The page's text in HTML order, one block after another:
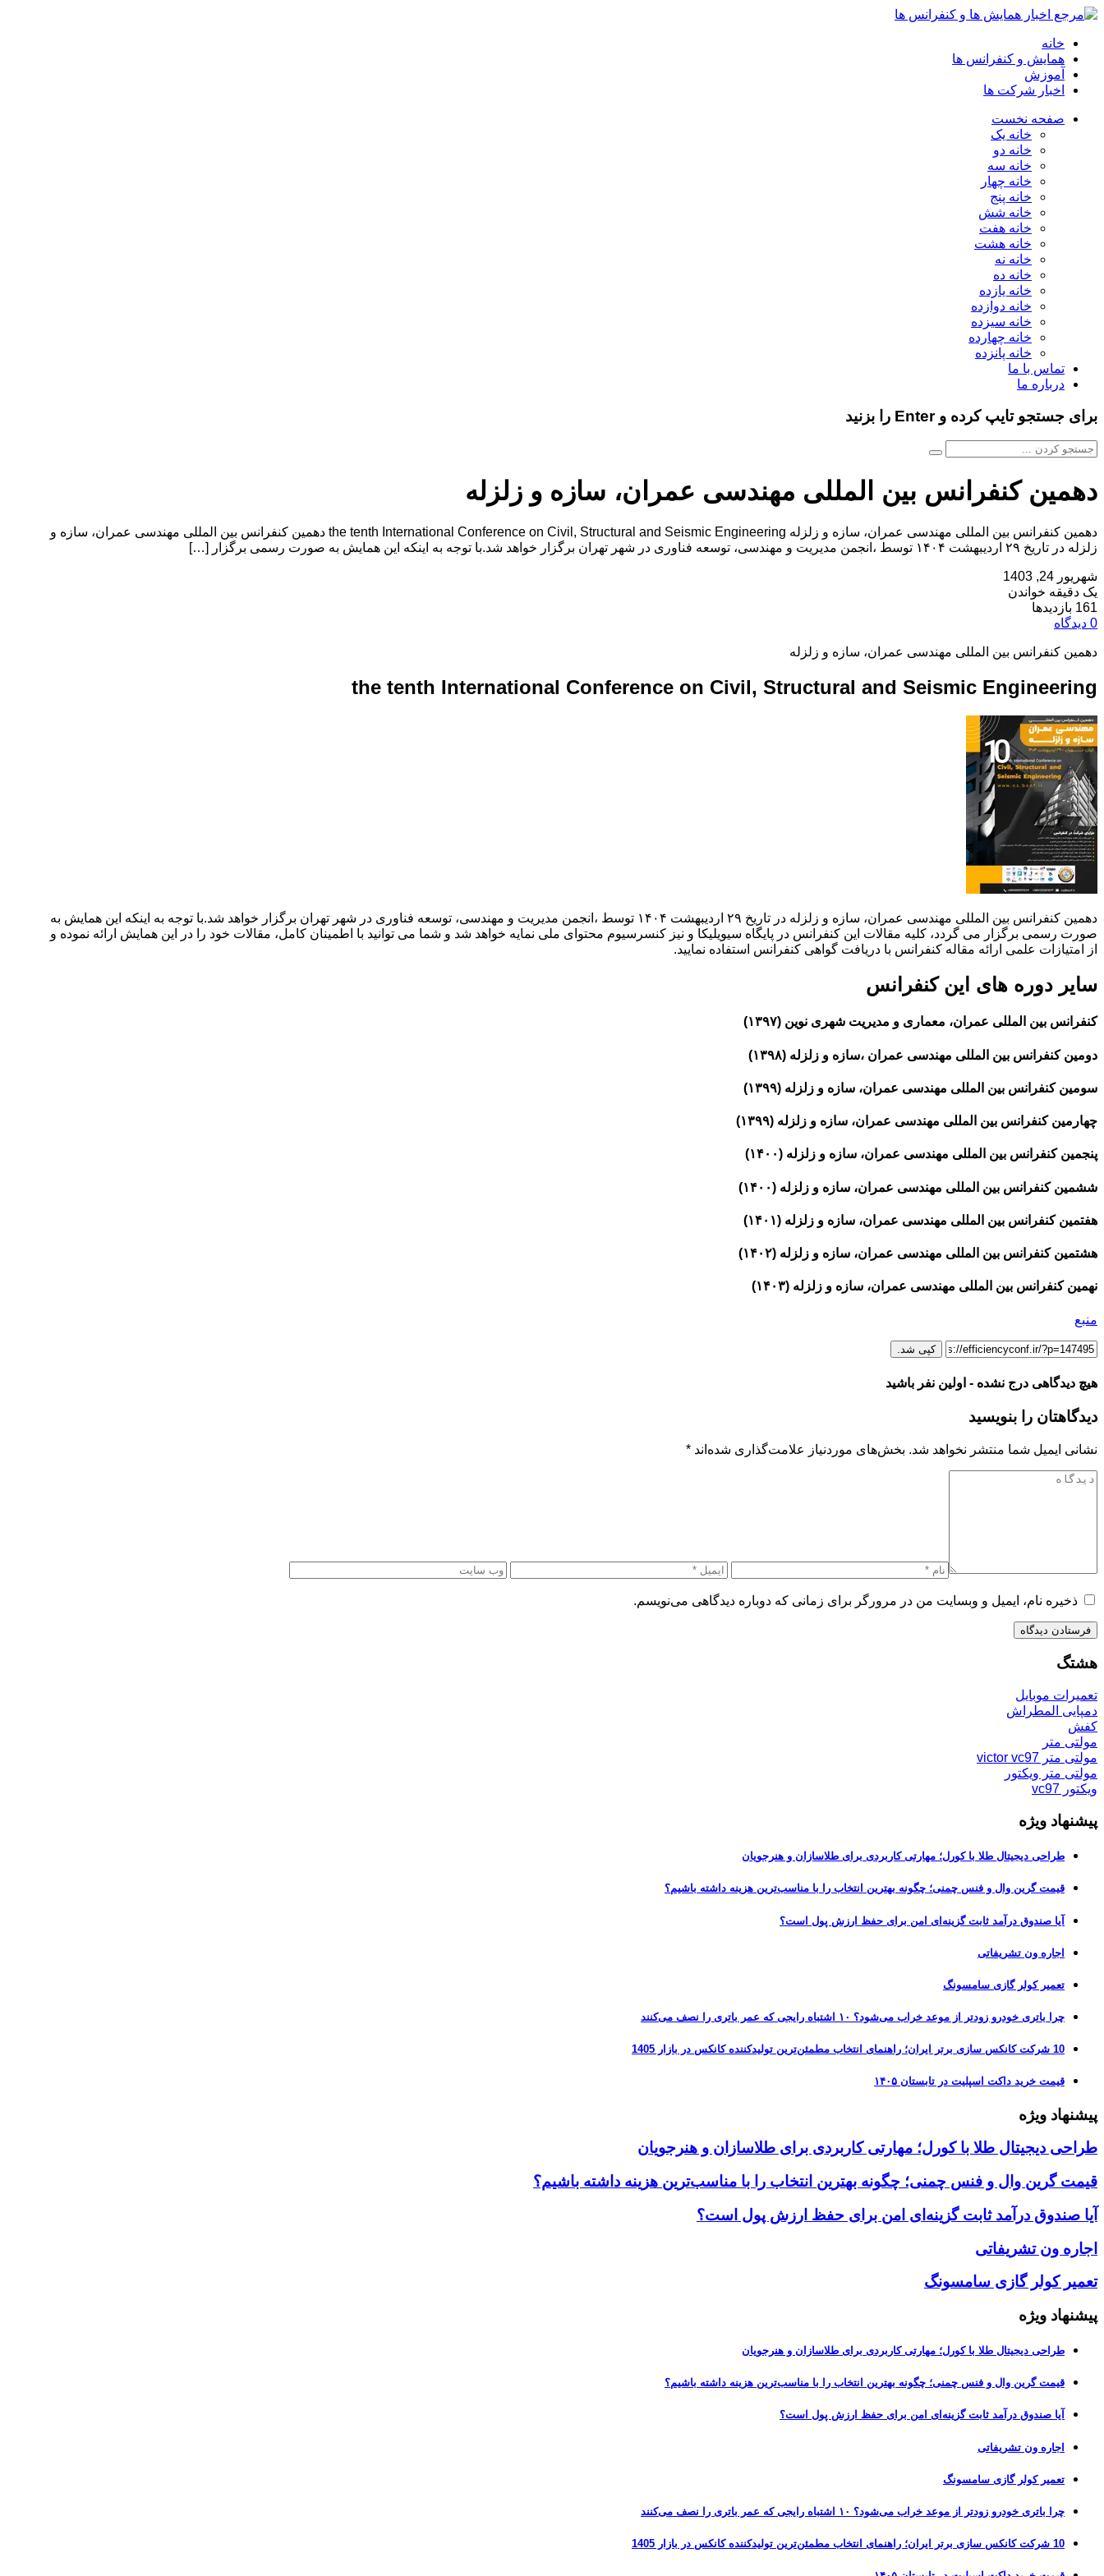
خانه
همایش و کنفرانس ها
آموزش
اخبار شرکت ها
صفحه نخست
خانه یک
خانه دو
خانه سه
خانه چهار
خانه پنج
خانه شش
خانه هفت
خانه هشت
خانه نه
خانه ده
خانه یازده
خانه دوازده
خانه سیزده
خانه چهارده
خانه پانزده
تماس با ما
درباره ما
برای جستجو تایپ کرده و Enter را بزنید
دهمین کنفرانس بین المللی مهندسی عمران، سازه و زلزله
دهمین کنفرانس بین المللی مهندسی عمران، سازه و زلزله the tenth International Conference on Civil, Structural and Seismic Engineering دهمین کنفرانس بین المللی مهندسی عمران، سازه و
زلزله در تاریخ ۲۹ اردیبهشت ۱۴۰۴ توسط ،انجمن مدیریت و مهندسی، توسعه فناوری در شهر تهران برگزار خواهد شد.با توجه به اینکه این همایش به صورت رسمی برگزار […]
شهریور 24, 1403
یک دقیقه خواندن
161 بازدیدها
0 دیدگاه
دهمین کنفرانس بین المللی مهندسی عمران، سازه و زلزله
the tenth International Conference on Civil, Structural and Seismic Engineering
دهمین کنفرانس بین المللی مهندسی عمران، سازه و زلزله در تاریخ ۲۹ اردیبهشت ۱۴۰۴ توسط ،انجمن مدیریت و مهندسی، توسعه فناوری در شهر تهران برگزار خواهد شد.با توجه به اینکه این همایش به
صورت رسمی برگزار می گردد، کلیه مقالات این کنفرانس در پایگاه سیویلیکا و نیز کنسرسیوم محتوای ملی نمایه خواهد شد و شما می توانید با اطمینان کامل، مقالات خود را در این همایش ارائه نموده و
از امتیازات علمی ارائه مقاله کنفرانس با دریافت گواهی کنفرانس استفاده نمایید.
سایر دوره های این کنفرانس
کنفرانس بین المللی عمران، معماری و مدیریت شهری نوین (۱۳۹۷)
دومین کنفرانس بین المللی مهندسی عمران ،سازه و زلزله (۱۳۹۸)
سومین کنفرانس بین المللی مهندسی عمران، سازه و زلزله (۱۳۹۹)
چهارمین کنفرانس بین المللی مهندسی عمران، سازه و زلزله (۱۳۹۹)
پنجمین کنفرانس بین المللی مهندسی عمران، سازه و زلزله (۱۴۰۰)
ششمین کنفرانس بین المللی مهندسی عمران، سازه و زلزله (۱۴۰۰)
هفتمین کنفرانس بین المللی مهندسی عمران، سازه و زلزله (۱۴۰۱)
هشتمین کنفرانس بین المللی مهندسی عمران، سازه و زلزله (۱۴۰۲)
نهمین کنفرانس بین المللی مهندسی عمران، سازه و زلزله (۱۴۰۳)
منبع
کپی شد.
هیچ دیدگاهی درج نشده - اولین نفر باشید
دیدگاهتان را بنویسید
نشانی ایمیل شما منتشر نخواهد شد. بخش‌های موردنیاز علامت‌گذاری شده‌اند *
ذخیره نام، ایمیل و وبسایت من در مرورگر برای زمانی که دوباره دیدگاهی می‌نویسم.
هشتگ
تعمیرات موبایل
دمپایی المطراش
کفش
مولتی متر
مولتی متر victor vc97
مولتی متر ویکتور
ویکتور vc97
پیشنهاد ویژه
طراحی دیجیتال طلا با کورل؛ مهارتی کاربردی برای طلاسازان و هنرجویان
قیمت گرین وال و فنس چمنی؛ چگونه بهترین انتخاب را با مناسب‌ترین هزینه داشته باشیم؟
آیا صندوق درآمد ثابت گزینه‌ای امن برای حفظ ارزش پول است؟
اجاره ون تشریفاتی
تعمیر کولر گازی سامسونگ
چرا باتری خودرو زودتر از موعد خراب می‌شود؟ ۱۰ اشتباه رایجی که عمر باتری را نصف می‌کنند
10 شرکت کانکس سازی برتر ایران؛ راهنمای انتخاب مطمئن‌ترین تولیدکننده کانکس در بازار 1405
قیمت خرید داکت اسپلیت در تابستان ۱۴۰۵
پیشنهاد ویژه
طراحی دیجیتال طلا با کورل؛ مهارتی کاربردی برای طلاسازان و هنرجویان
قیمت گرین وال و فنس چمنی؛ چگونه بهترین انتخاب را با مناسب‌ترین هزینه داشته باشیم؟
آیا صندوق درآمد ثابت گزینه‌ای امن برای حفظ ارزش پول است؟
اجاره ون تشریفاتی
تعمیر کولر گازی سامسونگ
پیشنهاد ویژه
طراحی دیجیتال طلا با کورل؛ مهارتی کاربردی برای طلاسازان و هنرجویان
قیمت گرین وال و فنس چمنی؛ چگونه بهترین انتخاب را با مناسب‌ترین هزینه داشته باشیم؟
آیا صندوق درآمد ثابت گزینه‌ای امن برای حفظ ارزش پول است؟
اجاره ون تشریفاتی
تعمیر کولر گازی سامسونگ
چرا باتری خودرو زودتر از موعد خراب می‌شود؟ ۱۰ اشتباه رایجی که عمر باتری را نصف می‌کنند
10 شرکت کانکس سازی برتر ایران؛ راهنمای انتخاب مطمئن‌ترین تولیدکننده کانکس در بازار 1405